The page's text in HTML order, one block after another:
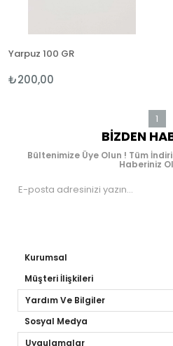
Yarpuz 100 GR
₺200,00
1
BIZDEN
Bültenimize Üye Olun ! Tüm
Haberiniz
Kurumsal
Müşteri İlişkileri
Yardım Ve Bilgiler
Sosyal Medya
Uygulamalar